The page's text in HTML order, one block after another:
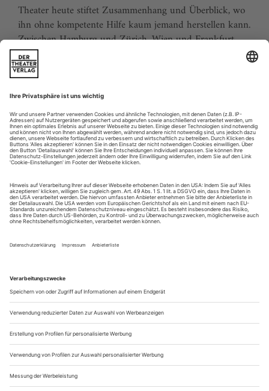
Theater heute stiftet Zusammenhang und Überblick, wo
ihn ohne kompetente Hilfe kaum jemand herstellen kann.
Zwischen Hamburg und Zürich, Wien und Frankfurt,
Jena und Aachen gibt es wie nirgends auf der Welt eine
dichte, vielfältige und produktive Theaterszene. Mit
Theater heute sind Sie jederzeit über die wichtigsten
Ereignisse informiert. Theater heute erscheint 12-mal im
Jahr mit einem Doppelheft im Juli und dem Jahrbuch im
August.
Sie erhalten Zugang zum Online-Archiv von Theater
heute und können sowohl das aktuelle ePaper als auch
das ePaper-Archiv über Ihren Account auf www.der-
theaterverlag.de einsehen. Zugang zur App auf Anfrage.
Das Abonnement hat eine Laufzeit von einem Monat und
verlängert sich jeweils um einen weiteren Monat, sofern
es nicht vom Kunden auf der Seite „Mein Konto/Meine
Bestellungen“ auf www.der-theaterverlag.de gekündigt
in Kraft.
Aus steuerlichen Gründen abweichende Preise für Käufe
außerhalb Deutschlands (Endpreis vor Auslösen der Bestellung
ersichtlich)